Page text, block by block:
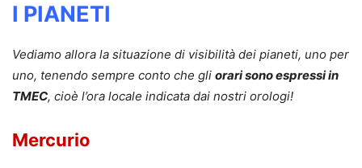
I PIANETI
Vediamo allora la situazione di visibilità dei pianeti, uno per
uno, tenendo sempre conto che gli orari sono espressi in
TMEC, cioè l’ora locale indicata dai nostri orologi!
Mercurio